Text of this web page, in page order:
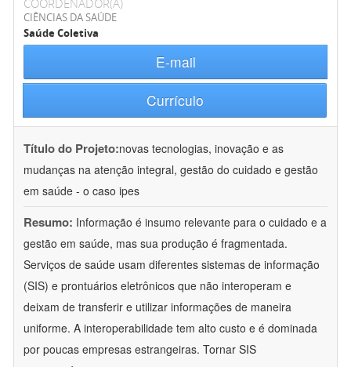
COORDENADOR(A)
CIÊNCIAS DA SAÚDE
Saúde Coletiva
E-mail
Currículo
Título do Projeto:novas tecnologias, inovação e as
mudanças na atenção integral, gestão do cuidado e gestão
em saúde - o caso ipes
Resumo: Informação é insumo relevante para o cuidado e a
gestão em saúde, mas sua produção é fragmentada.
Serviços de saúde usam diferentes sistemas de informação
(SIS) e prontuários eletrônicos que não interoperam e
deixam de transferir e utilizar informações de maneira
uniforme. A interoperabilidade tem alto custo e é dominada
por poucas empresas estrangeiras. Tornar SIS